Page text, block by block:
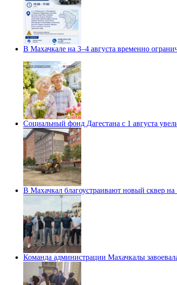
В Махачкале на 3–4 августа временно
Социальный фонд Дагестана с 1 августа
В Махачкал благоустраивают новый сквер
Команда администрации Махачкалы